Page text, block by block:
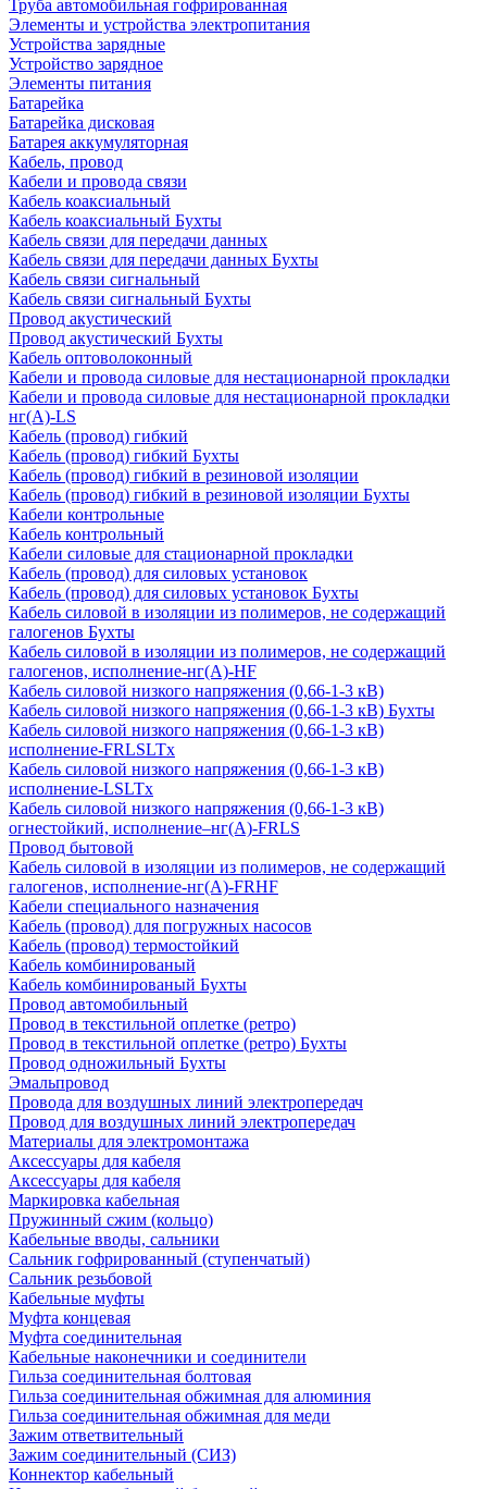
Труба автомобильная гофрированная
Элементы и устройства электропитания
Устройства зарядные
Устройство зарядное
Элементы питания
Батарейка
Батарейка дисковая
Батарея аккумуляторная
Кабель, провод
Кабели и провода связи
Кабель коаксиальный
Кабель коаксиальный Бухты
Кабель связи для передачи данных
Кабель связи для передачи данных Бухты
Кабель связи сигнальный
Кабель связи сигнальный Бухты
Провод акустический
Провод акустический Бухты
Кабель оптоволоконный
Кабели и провода силовые для нестационарной прокладки
Кабели и провода силовые для нестационарной прокладки
нг(А)-LS
Кабель (провод) гибкий
Кабель (провод) гибкий Бухты
Кабель (провод) гибкий в резиновой изоляции
Кабель (провод) гибкий в резиновой изоляции Бухты
Кабели контрольные
Кабель контрольный
Кабели силовые для стационарной прокладки
Кабель (провод) для силовых установок
Кабель (провод) для силовых установок Бухты
Кабель силовой в изоляции из полимеров, не содержащий
галогенов Бухты
Кабель силовой в изоляции из полимеров, не содержащий
галогенов, исполнение-нг(А)-HF
Кабель силовой низкого напряжения (0,66-1-3 кВ)
Кабель силовой низкого напряжения (0,66-1-3 кВ) Бухты
Кабель силовой низкого напряжения (0,66-1-3 кВ)
исполнение-FRLSLTx
Кабель силовой низкого напряжения (0,66-1-3 кВ)
исполнение-LSLTx
Кабель силовой низкого напряжения (0,66-1-3 кВ)
огнестойкий, исполнение–нг(А)-FRLS
Провод бытовой
Кабель силовой в изоляции из полимеров, не содержащий
галогенов, исполнение-нг(А)-FRHF
Кабели специального назначения
Кабель (провод) для погружных насосов
Кабель (провод) термостойкий
Кабель комбинированый
Кабель комбинированый Бухты
Провод автомобильный
Провод в текстильной оплетке (ретро)
Провод в текстильной оплетке (ретро) Бухты
Провод одножильный Бухты
Эмальпровод
Провода для воздушных линий электропередач
Провод для воздушных линий электропередач
Материалы для электромонтажа
Аксессуары для кабеля
Аксессуары для кабеля
Маркировка кабельная
Пружинный сжим (кольцо)
Кабельные вводы, сальники
Сальник гофрированный (ступенчатый)
Сальник резьбовой
Кабельные муфты
Муфта концевая
Муфта соединительная
Кабельные наконечники и соединители
Гильза соединительная болтовая
Гильза соединительная обжимная для алюминия
Гильза соединительная обжимная для меди
Зажим ответвительный
Зажим соединительный (СИЗ)
Коннектор кабельный